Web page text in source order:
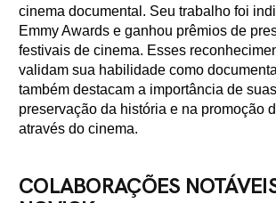
cinema documental. Seu trabalho foi
Emmy Awards e ganhou prêmios de
festivais de cinema. Esses
validam sua habilidade como
também destacam a importância de
preservação da história e na promoção
através do cinema.
COLABORAÇÕES